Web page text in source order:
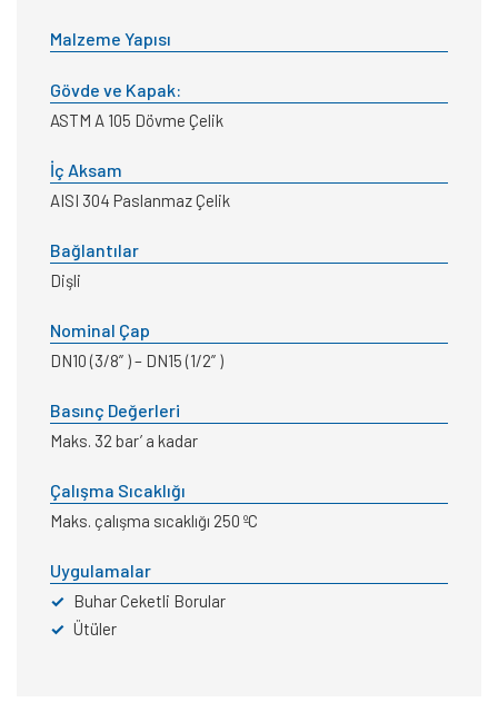
Malzeme Yapısı
Gövde ve Kapak:
ASTM A 105 Dövme Çelik
İç Aksam
AISI 304 Paslanmaz Çelik
Bağlantılar
Dişli
Nominal Çap
DN10 (3/8” ) – DN15 (1/2” )
Basınç Değerleri
Maks. 32 bar’ a kadar
Çalışma Sıcaklığı
Maks. çalışma sıcaklığı 250 ºC
Uygulamalar
✓ Buhar Ceketli Borular
✓ Ütüler